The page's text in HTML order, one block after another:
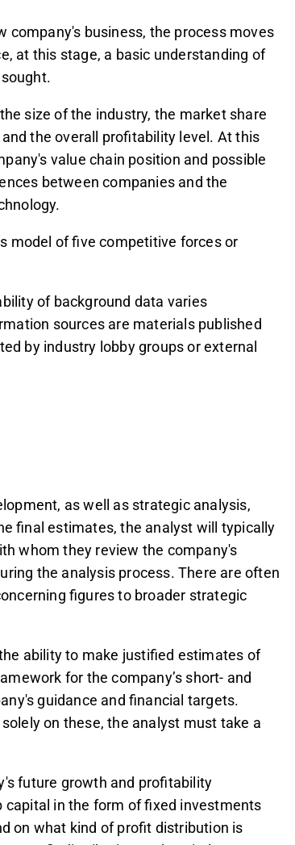
company's business, the process moves
at this stage, a basic understanding of
size of the industry, the market share
the overall profitability level. At this
value chain position and possible
between companies and the
model of five competitive forces or
of background data varies
sources are materials published
by industry lobby groups or external
as well as strategic analysis,
final estimates, the analyst will typically
whom they review the company's
the analysis process. There are often
figures to broader strategic
ability to make justified estimates of
for the company’s short- and
guidance and financial targets.
on these, the analyst must take a
future growth and profitability
in the form of fixed investments
on what kind of profit distribution is